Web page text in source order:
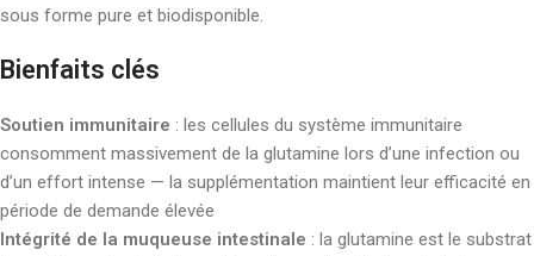
sous forme pure et biodisponible.
Bienfaits clés
Soutien immunitaire : les cellules du système immunitaire
consomment massivement de la glutamine lors d’une infection ou
d’un effort intense — la supplémentation maintient leur efficacité en
période de demande élevée
Intégrité de la muqueuse intestinale : la glutamine est le substrat